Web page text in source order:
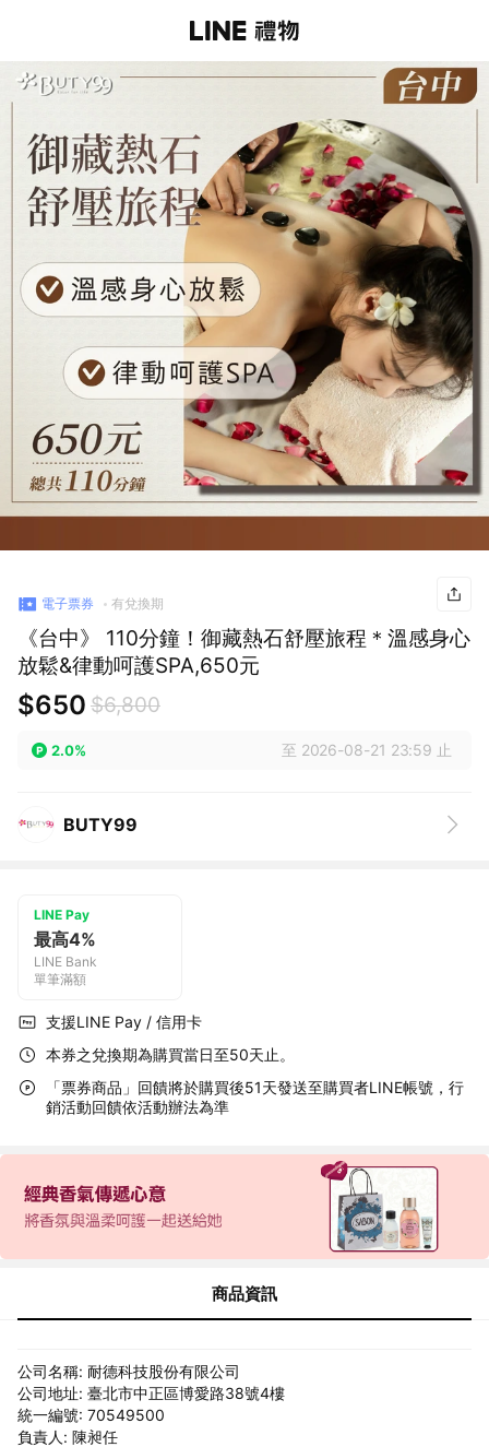
電子票券 有兌換期
《台中》 110分鐘！御藏熱石舒壓旅程＊溫感身心
放鬆&律動呵護SPA,650元
$650 $6,800
2.0% 至 2026-08-21 23:59 止
BUTY99
LINE Pay
最高4%
LINE Bank
單筆滿額
支援LINE Pay / 信用卡
本券之兌換期為購買當日至50天止。
「票券商品」回饋將於購買後51天發送至購買者LINE帳號，行
銷活動回饋依活動辦法為準
商品資訊
公司名稱: 耐德科技股份有限公司
公司地址: 臺北市中正區博愛路38號4樓
統一編號: 70549500
負責人: 陳昶任